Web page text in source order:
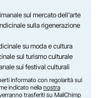
sul mercato dell'arte
sulla rigenerazione
su moda e cultura
sul turismo culturale
sui festival culturali
informato con regolarità sul
indicato nella nostra
trasferiti su MailChimp